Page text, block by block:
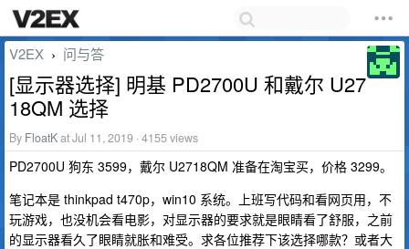
V2EX › 问与答
[显示器选择] 明基 PD2700U 和戴尔 U27
18QM 选择
By FloatKat Jul 11, 2019 · 4155 views
PD2700U 狗东 3599，戴尔 U2718QM 准备在淘宝买，价格 3299。
笔记本是 thinkpad t470p，win10 系统。上班写代码和看网页用，不
玩游戏，也没机会看电影，对显示器的要求就是眼睛看了舒服，之前
的显示器看久了眼睛就胀和难受。求各位推荐下该选择哪款？或者大